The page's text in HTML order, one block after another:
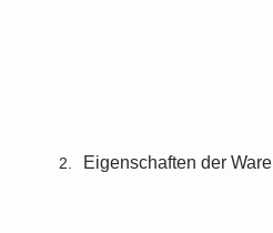
2. Eigenschaften der Ware